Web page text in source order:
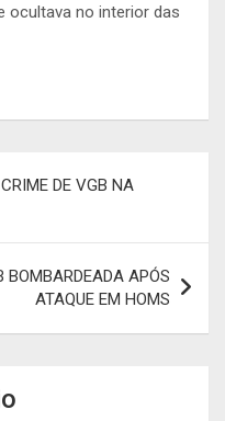
ocultava no interior das
DE VGB NA
BOMBARDEADA APÓS
ATAQUE EM HOMS